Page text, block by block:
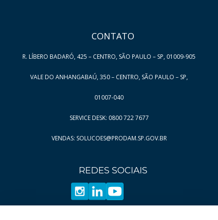
CONTATO
R. LÍBERO BADARÓ, 425 – CENTRO, SÃO PAULO – SP, 01009-905
VALE DO ANHANGABAÚ, 350 – CENTRO, SÃO PAULO – SP,
01007-040
SERVICE DESK: 0800 722 7677
VENDAS: SOLUCOES@PRODAM.SP.GOV.BR
REDES SOCIAIS